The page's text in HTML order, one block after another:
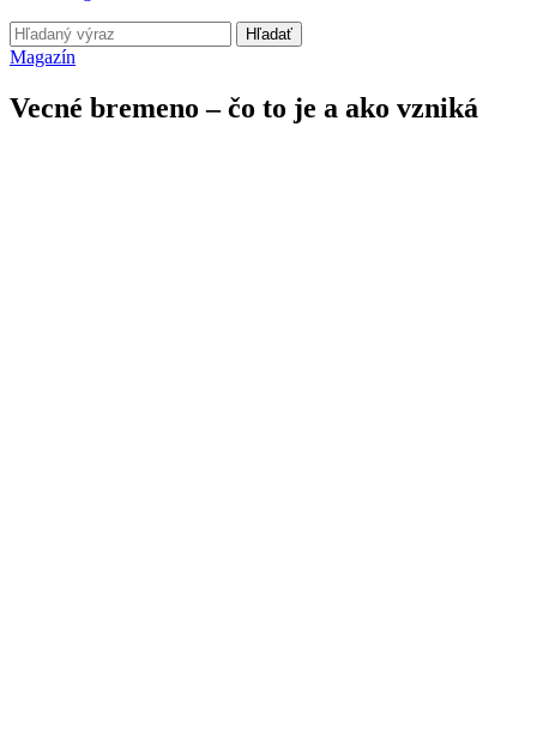
Hľadať
Magazín
Vecné bremeno – čo to je a ako vzniká